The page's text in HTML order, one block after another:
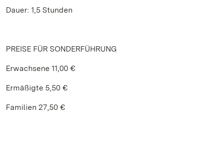
Dauer: 1,5 Stunden
PREISE FÜR SONDERFÜHRUNG
Erwachsene 11,00 €
Ermäßigte 5,50 €
Familien 27,50 €